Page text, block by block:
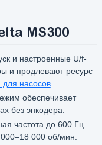
MS300
и настроенные U/f-
и продлевают ресурс
для насосов.
обеспечивает
без энкодера.
частота до 600 Гц
000 об/мин.